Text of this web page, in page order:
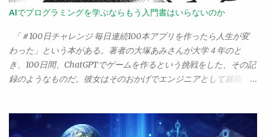
てしまって困る。 いや、別にそんな大変なことでもないから。 大
腸がんはステージIIIaで、まぁ削除したリンパに転移した細胞が1
個見つかったけど、それぐらいなんでもう全部取ったから大丈夫
でしょう。でもま、万が一どっかに残ってるといけないから、1番
よわ～い抗がん剤でしらばく様子見てみましょっか。...というの
が、担当医の説明。ま、そういうことならしばらくやりましょ
ならまだしも、それ以前で転移が特に見られないなら普通に治療
して寛解できる。むしろ、以前からかかってる喘息の方が、治療
AIでプログラミングを学ぶならもう入門書はいらないのか
「＃100日チャレンジ 毎日連続100本アプリを作ったら人生が変
わった」という本がある。著者の大塚あみさんが大学４年のと
き、100日間、ChatGPTでゲームを作るという挑戦をした、その記
録のようなものだ。彼女はそのおかげでエンジニアとして就職
にならないのか」ということを書いていた。正直、「ぎくっ」と